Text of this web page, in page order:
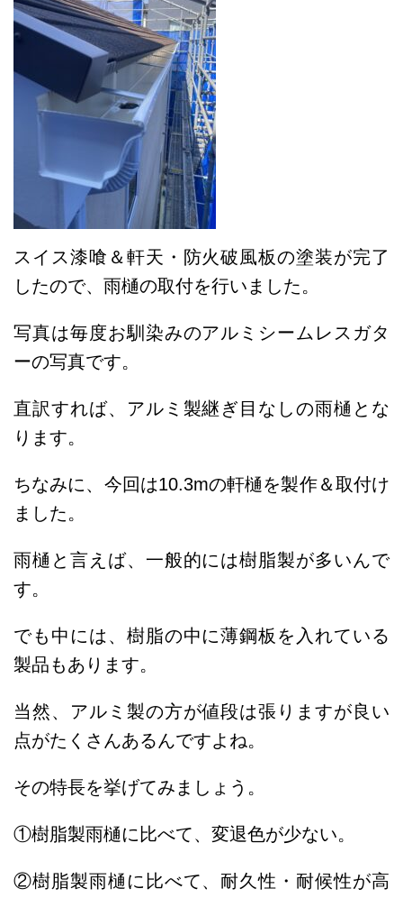
スイス漆喰＆軒天・防火破風板の塗装が完了
したので、雨樋の取付を行いました。
写真は毎度お馴染みのアルミシームレスガタ
ーの写真です。
直訳すれば、アルミ製継ぎ目なしの雨樋とな
ります。
ちなみに、今回は10.3mの軒樋を製作＆取付け
ました。
雨樋と言えば、一般的には樹脂製が多いんで
す。
でも中には、樹脂の中に薄鋼板を入れている
製品もあります。
当然、アルミ製の方が値段は張りますが良い
点がたくさんあるんですよね。
その特長を挙げてみましょう。
①樹脂製雨樋に比べて、変退色が少ない。
②樹脂製雨樋に比べて、耐久性・耐候性が高